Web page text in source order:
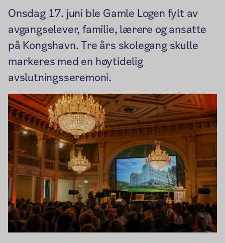
Onsdag 17. juni ble Gamle Logen fylt av
avgangselever, familie, lærere og ansatte
på Kongshavn. Tre års skolegang skulle
markeres med en høytidelig
avslutningsseremoni.